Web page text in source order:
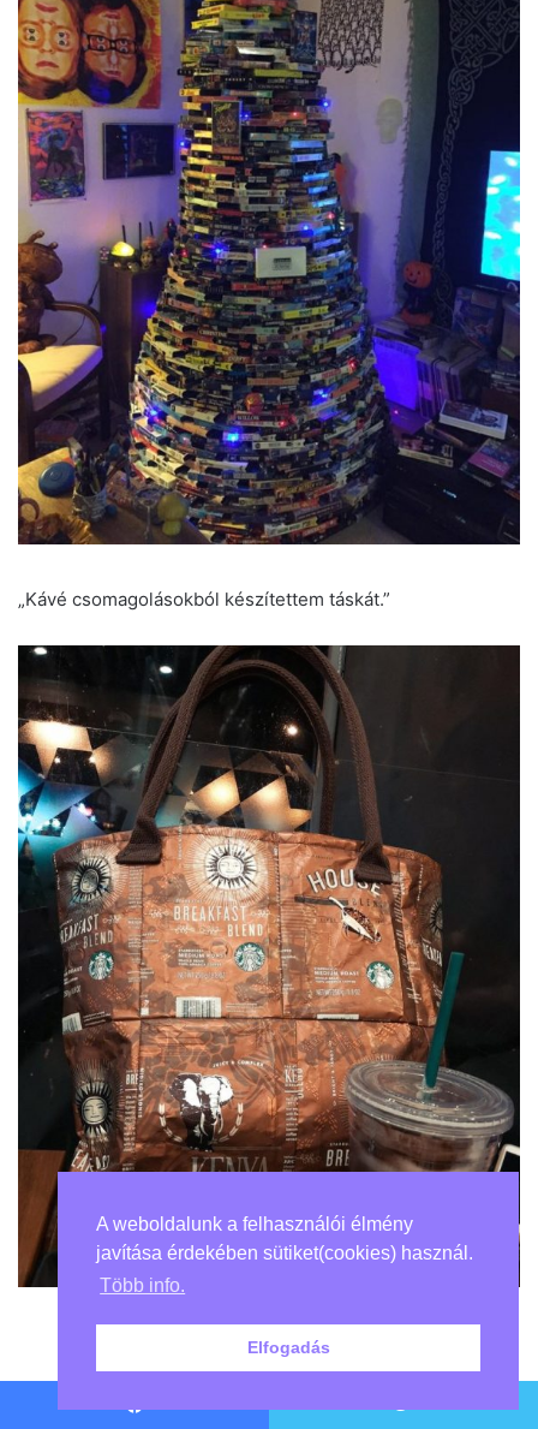
„Kávé csomagolásokból készítettem táskát.”
A weboldalunk a felhasználói élmény
javítása érdekében sütiket(cookies) használ.
Több info.
Elfogadás